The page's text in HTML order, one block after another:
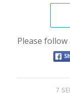
Please follow
7